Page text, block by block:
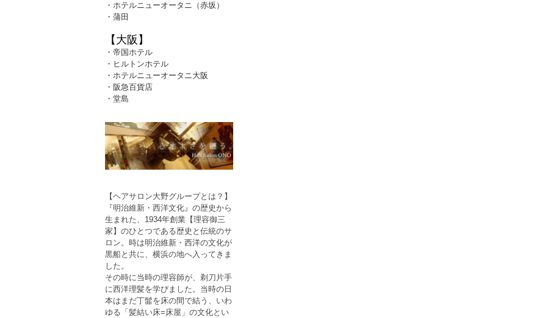
・ホテルニューオータニ（赤坂）
・蒲田
【大阪】
・帝国ホテル
・ヒルトンホテル
・ホテルニューオータニ大阪
・阪急百貨店
・堂島
【ヘアサロン大野グループとは？】
『明治維新・西洋文化』の歴史から
生まれた、1934年創業【理容御三
家】のひとつである歴史と伝統のサ
ロン。時は明治維新・西洋の文化が
黒船と共に、横浜の地へ入ってきま
した。
その時に当時の理容師が、剃刀片手
に西洋理髪を学びました。当時の日
本はまだ丁髷を床の間で結う、いわ
ゆる「髪結い床=床屋」の文化とい